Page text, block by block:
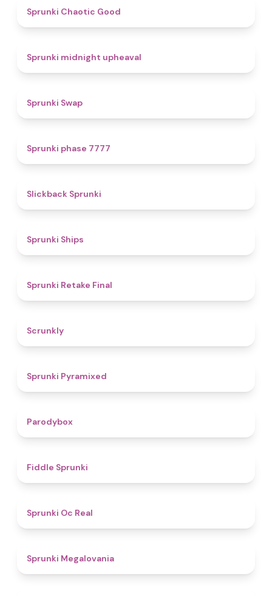
Sprunki Chaotic Good
Sprunki midnight upheaval
Sprunki Swap
Sprunki phase 7777
Slickback Sprunki
Sprunki Ships
Sprunki Retake Final
Scrunkly
Sprunki Pyramixed
Parodybox
Fiddle Sprunki
Sprunki Oc Real
Sprunki Megalovania